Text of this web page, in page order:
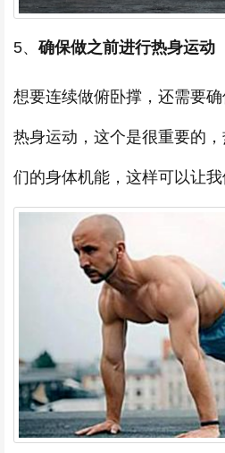
5、确保做之前进行热身运动
想要连续做俯卧撑，还需要
热身运动，这个是很重要的
们的身体机能，这样可以让我